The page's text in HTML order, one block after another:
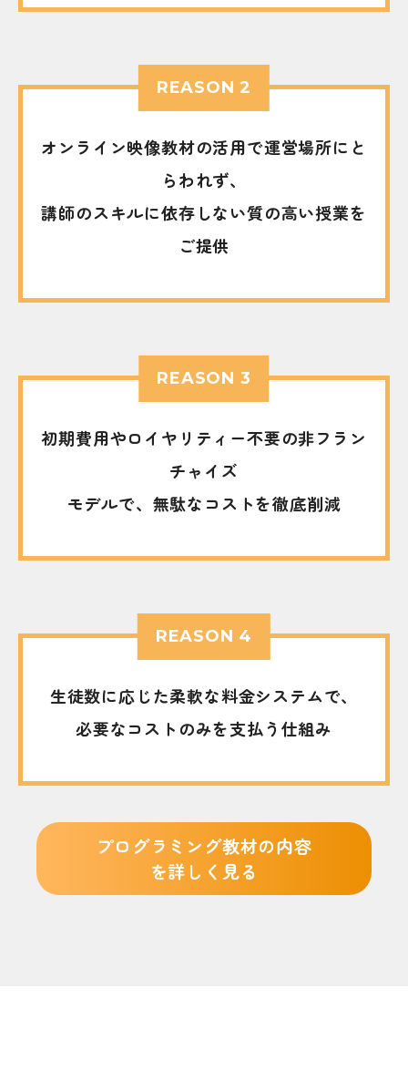
REASON 2
オンライン映像教材の活用で運営場所にと
らわれず、
講師のスキルに依存しない質の高い授業を
ご提供
REASON 3
初期費用やロイヤリティー不要の非フラン
チャイズ
モデルで、無駄なコストを徹底削減
REASON 4
生徒数に応じた柔軟な料金システムで、
必要なコストのみを支払う仕組み
プログラミング教材の内容
を詳しく見る